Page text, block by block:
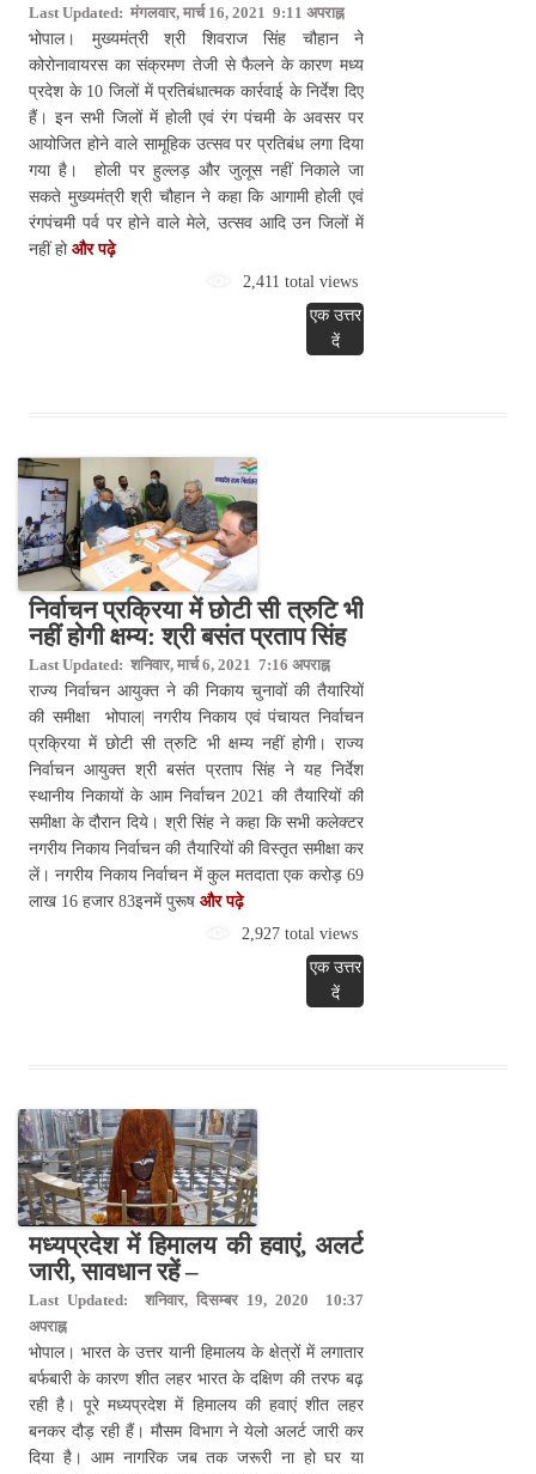
Last Updated: मंगलवार, मार्च 16, 2021 9:11 अपराह्न
भोपाल। मुख्यमंत्री श्री शिवराज सिंह चौहान ने
कोरोनावायरस का संक्रमण तेजी से फैलने के कारण मध्य
प्रदेश के 10 जिलों में प्रतिबंधात्मक कार्रवाई के निर्देश दिए
हैं। इन सभी जिलों में होली एवं रंग पंचमी के अवसर पर
आयोजित होने वाले सामूहिक उत्सव पर प्रतिबंध लगा दिया
गया है। होली पर हुल्लड़ और जुलूस नहीं निकाले जा
सकते मुख्यमंत्री श्री चौहान ने कहा कि आगामी होली एवं
रंगपंचमी पर्व पर होने वाले मेले, उत्सव आदि उन जिलों में
नहीं हो और पढ़े
2,411 total views
एक उत्तर
दें
निर्वाचन प्रक्रिया में छोटी सी त्रुटि भी
नहीं होगी क्षम्य: श्री बसंत प्रताप सिंह
Last Updated: शनिवार, मार्च 6, 2021 7:16 अपराह्न
राज्य निर्वाचन आयुक्त ने की निकाय चुनावों की तैयारियों
की समीक्षा भोपाल| नगरीय निकाय एवं पंचायत निर्वाचन
प्रक्रिया में छोटी सी त्रुटि भी क्षम्य नहीं होगी। राज्य
निर्वाचन आयुक्त श्री बसंत प्रताप सिंह ने यह निर्देश
स्थानीय निकायों के आम निर्वाचन 2021 की तैयारियों की
समीक्षा के दौरान दिये। श्री सिंह ने कहा कि सभी कलेक्टर
नगरीय निकाय निर्वाचन की तैयारियों की विस्तृत समीक्षा कर
लें। नगरीय निकाय निर्वाचन में कुल मतदाता एक करोड़ 69
लाख 16 हजार 83इनमें पुरूष और पढ़े
2,927 total views
एक उत्तर
दें
मध्यप्रदेश में हिमालय की हवाएं, अलर्ट
जारी, सावधान रहें –
Last Updated: शनिवार, दिसम्बर 19, 2020 10:37
अपराह्न
भोपाल। भारत के उत्तर यानी हिमालय के क्षेत्रों में लगातार
बर्फबारी के कारण शीत लहर भारत के दक्षिण की तरफ बढ़
रही है। पूरे मध्यप्रदेश में हिमालय की हवाएं शीत लहर
बनकर दौड़ रही हैं। मौसम विभाग ने येलो अलर्ट जारी कर
दिया है। आम नागरिक जब तक जरूरी ना हो घर या